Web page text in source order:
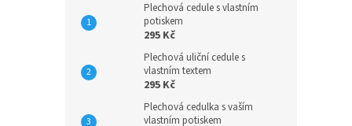
Plechová cedule s vlastním
potiskem
295 Kč
Plechová uliční cedule s
vlastním textem
295 Kč
Plechová cedulka s vaším
vlastním potiskem